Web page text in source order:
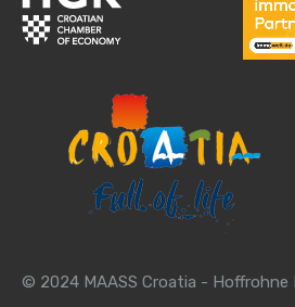
© 2024 MAASS Croatia - Hoffrohne